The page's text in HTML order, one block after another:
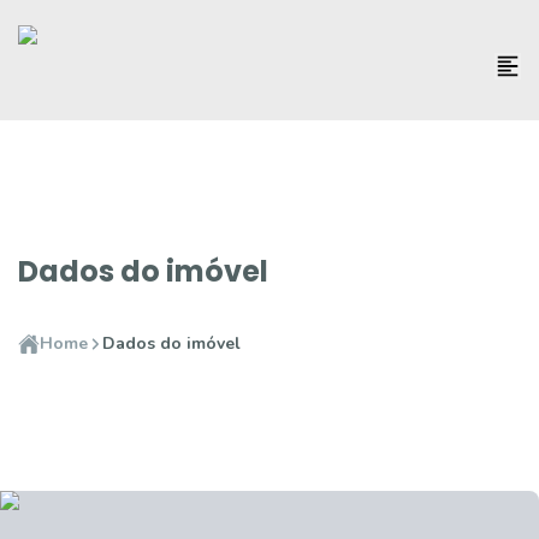
Dados do imóvel
Home Dados do imóvel